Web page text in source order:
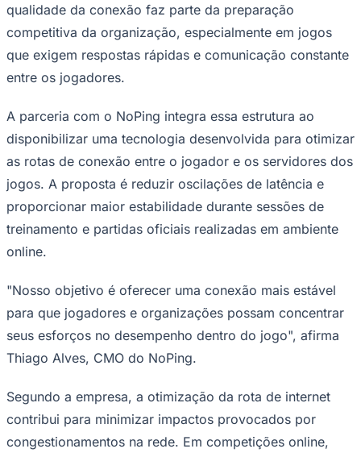
Copa América
Champions League
Premier League
La Liga
Bundesliga
Mundial 2026
Times - Ir direto
qualidade da conexão faz parte da preparação
competitiva da organização, especialmente em jogos
que exigem respostas rápidas e comunicação constante
entre os jogadores.
A parceria com o NoPing integra essa estrutura ao
disponibilizar uma tecnologia desenvolvida para otimizar
as rotas de conexão entre o jogador e os servidores dos
jogos. A proposta é reduzir oscilações de latência e
proporcionar maior estabilidade durante sessões de
treinamento e partidas oficiais realizadas em ambiente
online.
"Nosso objetivo é oferecer uma conexão mais estável
para que jogadores e organizações possam concentrar
seus esforços no desempenho dentro do jogo", afirma
Thiago Alves, CMO do NoPing.
Segundo a empresa, a otimização da rota de internet
contribui para minimizar impactos provocados por
congestionamentos na rede. Em competições online,